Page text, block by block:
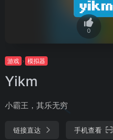
0
游戏 模拟器
Yikm
小霸王，其乐无穷
链接直达 手机查看